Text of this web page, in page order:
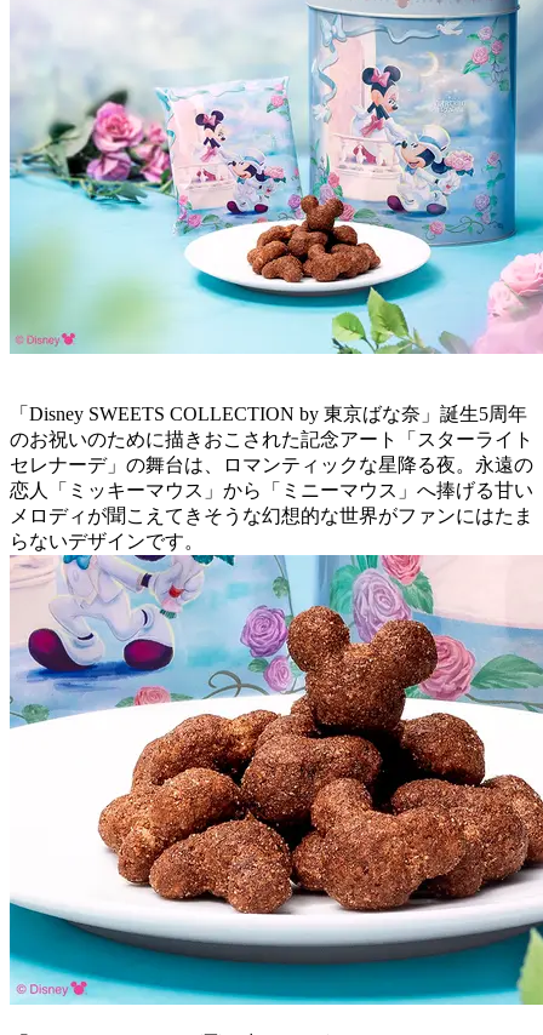
「Disney SWEETS COLLECTION by 東京ばな奈」誕生5周年
のお祝いのために描きおこされた記念アート「スターライト
セレナーデ」の舞台は、ロマンティックな星降る夜。永遠の
恋人「ミッキーマウス」から「ミニーマウス」へ捧げる甘い
メロディが聞こえてきそうな幻想的な世界がファンにはたま
らないデザインです。